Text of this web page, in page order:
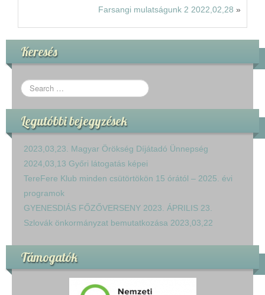
Farsangi mulatságunk 2 2022,02,28 »
Keresés
Legutóbbi bejegyzések
2023,03,23. Magyar Örökség Díjátadó Ünnepség
2024,03,13 Győri látogatás képei
TereFere Klub minden csütörtökön 15 órától – 2025. évi
programok
GYENESDIÁS FŐZŐVERSENY 2023. ÁPRILIS 23.
Szlovák önkormányzat bemutatkozása 2023,03,22
Támogatók